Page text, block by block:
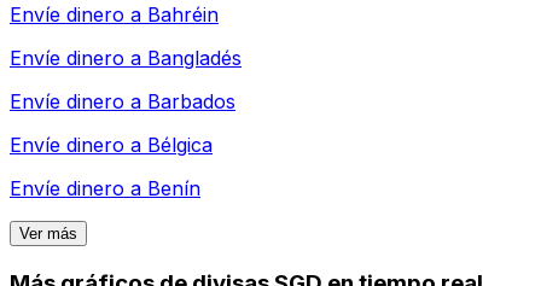
Envíe dinero a Bahréin
Envíe dinero a Bangladés
Envíe dinero a Barbados
Envíe dinero a Bélgica
Envíe dinero a Benín
Ver más